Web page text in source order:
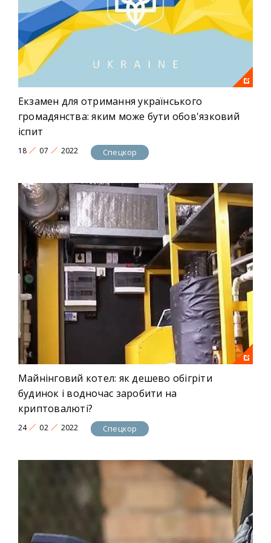
Екзамен для отримання українського
громадянства: яким може бути обов'язковий
іспит
18 07 2022 Спецкор
Майнінговий котел: як дешево обігріти
будинок і водночас заробити на
криптовалюті?
24 02 2022 Спецкор